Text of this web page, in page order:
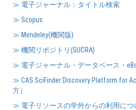
≫ 電子ジャーナル：タイトル検索
≫ Scopus
≫ Mendeley(機関版)
≫ 機関リポジトリ(SUCRA)
≫ 電子ジャーナル・データベース・
≫ CAS SciFinder Discovery Platform for
方）
≫ 電子リソースの学外からの利用につ